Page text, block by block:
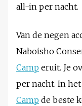
all-in per nacht.
Van de negen
Naboisho
Camp eruit. Je
per nacht. In
Camp de beste